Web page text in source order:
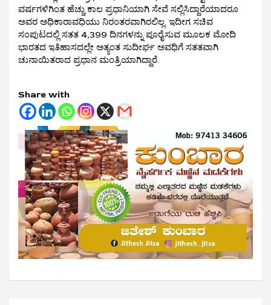
ವರ್ಷಗಳಿಗಿಂತ ಹೆಚ್ಚು ಕಾಲ ಪ್ರಧಾನಿಯಾಗಿ ಸೇವೆ ಸಲ್ಲಿಸಿದ್ದಾರೆಯಾದರೂ
ಅವರ ಅಧಿಕಾರಾವಧಿಯು ನಿರಂತರವಾಗಿರಲಿಲ್ಲ. ಇದೀಗ ಸಚಿವ
ಸಂಪುಟದಲ್ಲಿ ಸತತ 4,399 ದಿನಗಳನ್ನು ಪೂರೈಸುವ ಮೂಲಕ ಮೋದಿ
ಭಾರತದ ಇತಿಹಾಸದಲ್ಲೇ ಅತ್ಯಂತ ಸುದೀರ್ಘ ಅವಧಿಗೆ ಸತತವಾಗಿ
ಚುನಾಯಿತರಾದ ಪ್ರಧಾನ ಮಂತ್ರಿಯಾಗಿದ್ದಾರೆ.
Share with